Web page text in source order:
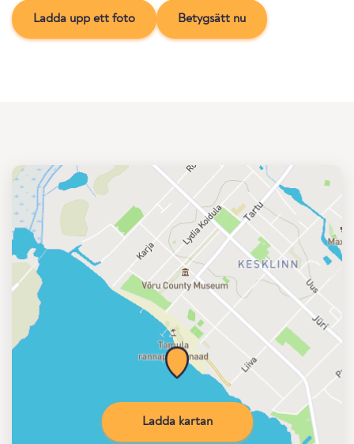
Ladda upp ett foto Betygsätt nu
Ladda kartan